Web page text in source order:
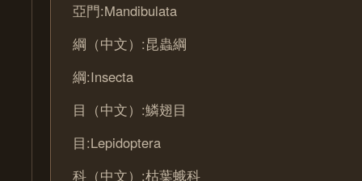
亞門:Mandibulata
綱（中文）:昆蟲綱
綱:Insecta
目（中文）:鱗翅目
目:Lepidoptera
科（中文）:枯葉蛾科